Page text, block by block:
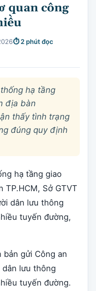
quan công
⏱ 2 phút đọc
hạ tầng
địa bàn
thấy tình trạng
đúng quy định
hạ tầng giao
Sở GTVT
dân lưu thông
tuyến đường,
bản gửi Công an
lưu thông
tuyến đường.